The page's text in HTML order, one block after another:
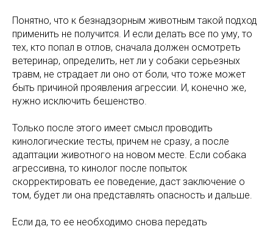
Понятно, что к безнадзорным животным такой подход
применить не получится. И если делать все по уму, то
тех, кто попал в отлов, сначала должен осмотреть
ветеринар, определить, нет ли у собаки серьезных
травм, не страдает ли оно от боли, что тоже может
быть причиной проявления агрессии. И, конечно же,
нужно исключить бешенство.
Только после этого имеет смысл проводить
кинологические тесты, причем не сразу, а после
адаптации животного на новом месте. Если собака
агрессивна, то кинолог после попыток
скорректировать ее поведение, даст заключение о
том, будет ли она представлять опасность и дальше.
Если да, то ее необходимо снова передать